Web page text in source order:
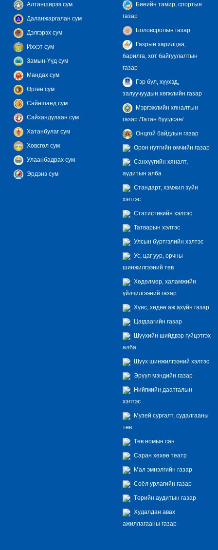
Алтанширээ сум
Даланжаргалан сум
Дэлгэрэх сум
Иххэт сум
Замын-Үүд сум
Мандах сум
Өргөн сум
Сайншанд сум
Сайхандулаан сум
Хатанбулаг сум
Хөвсгөл сум
Улаанбадрах сум
Эрдэнэ сум
Биеийн тамир, спортын
газар
Боловсролын газар
Газрын харилцаа,
барилга, хот байгуулалтын
газар
Гэр бүл, хүүхэд,
залуучуудын хөгжлийн газар
Мэргэжлийн хяналтын
газар /Татан буугдсан/
Онцгой байдлын газар
Орон нутгийн өмчийн газар
Санхүүгийн хяналт,
аудитын алба
Стандарт, хэмжил зүйн
хэлтэс
Статистикийн хэлтэс
Татварын хэлтэс
Улсын бүртгэлийн хэлтэс
Ус, цаг уур, орчны
шинжилгээний төв
Хөдөлмөр, халамжийн
үйлчилгээний газар
Хүнс, хөдөө аж ахуйн газар
Цагдаагийн газар
Шүүхийн шийдвэр гүйцэтгэх
алба
Шүүх шинжилгээний хэлтэс
Эрүүл мэндийн газар
Нийгмийн даатгалын
хэлтэс
Музей сургалт, судалгааны
төв
Төв номын сан
Саран хөхөө театр
Мал эмнэлгийн газар
Соёл урлагийн газар
Төрийн аудитын газар
Худалдан авах
ажиллагааны газар